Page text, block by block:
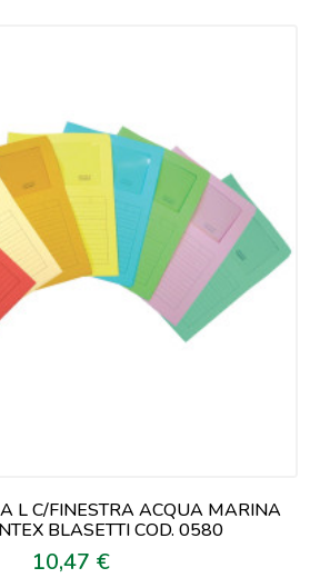
L C/FINESTRA ACQUA MARINA
BLASETTI COD. 0580
Prezzo
10,47 €